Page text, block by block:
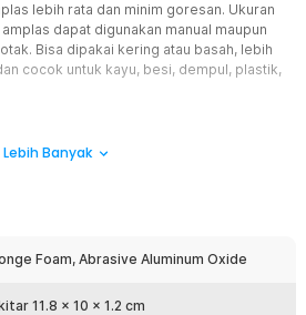
lebih rata dan minim goresan. Ukuran
dapat digunakan manual maupun
Bisa dipakai kering atau basah, lebih
cocok untuk kayu, besi, dempul, plastik,
Memudahkan proses
pekerjaan seperti mengikis cat
finishing halus. Solusi praktis untuk
Lebih Banyak
Foam, Abrasive Aluminum Oxide
11.8 x 10 x 1.2 cm